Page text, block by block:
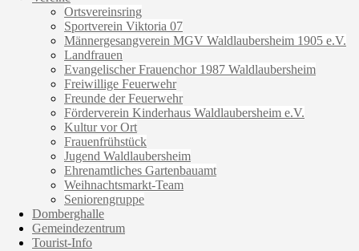
Ortsvereinsring
Sportverein Viktoria 07
Männergesangverein MGV Waldlaubersheim 1905 e.V.
Landfrauen
Evangelischer Frauenchor 1987 Waldlaubersheim
Freiwillige Feuerwehr
Freunde der Feuerwehr
Förderverein Kinderhaus Waldlaubersheim e.V.
Kultur vor Ort
Frauenfrühstück
Jugend Waldlaubersheim
Ehrenamtliches Gartenbauamt
Weihnachtsmarkt-Team
Seniorengruppe
Domberghalle
Gemeindezentrum
Tourist-Info